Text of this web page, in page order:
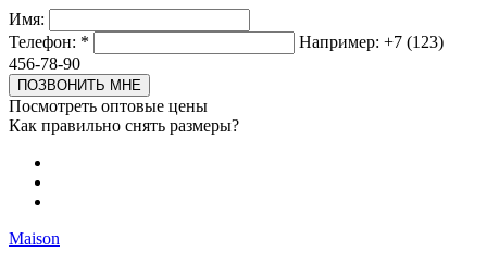
Имя:
Телефон: *
Например: +7 (123)
456-78-90
Посмотреть оптовые цены
Как правильно снять размеры?
Maison